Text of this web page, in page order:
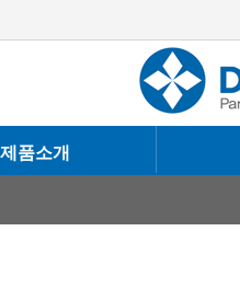
제품소개